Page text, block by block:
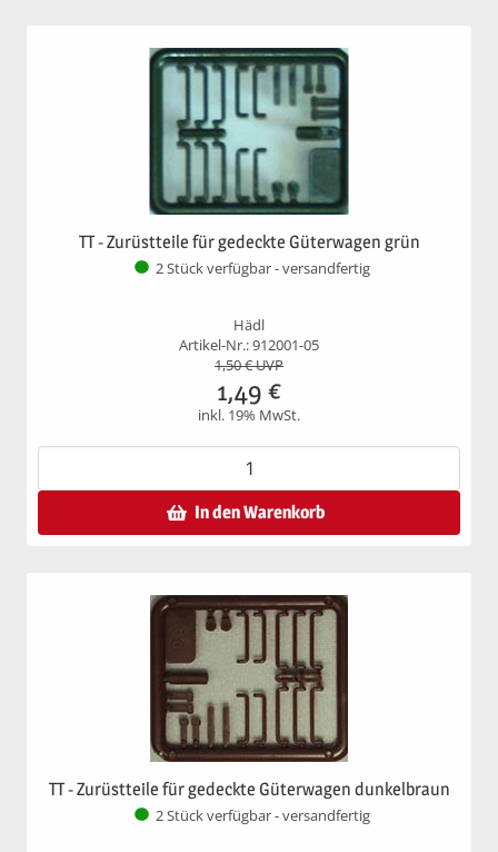
TT - Zurüstteile für gedeckte Güterwagen grün
2 Stück verfügbar - versandfertig
Hädl
Artikel-Nr.: 912001-05
1,50€ UVP
1,49 €
inkl. 19% MwSt.
In den Warenkorb
TT - Zurüstteile für gedeckte Güterwagen dunkelbraun
2 Stück verfügbar - versandfertig